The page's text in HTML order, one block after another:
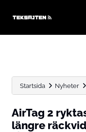
Startsida Nyheter
AirTag 2
längre